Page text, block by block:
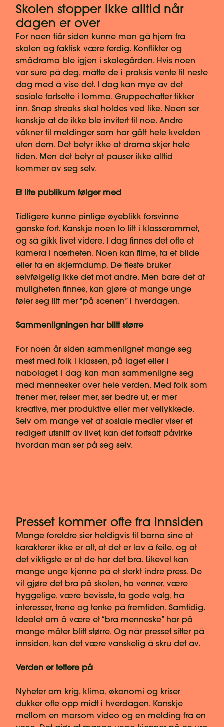
Skolen stopper ikke alltid når
dagen er over
For noen tiår siden kunne man gå hjem fra
skolen og faktisk være ferdig. Konflikter og
smådrama ble igjen i skolegården. Hvis noen
var sure på deg, måtte de i praksis vente til neste
dag med å vise det. I dag kan mye av det
sosiale fortsette i lomma. Gruppechatter tikker
inn. Snap streaks skal holdes ved like. Noen ser
kanskje at de ikke ble invitert til noe. Andre
våkner til meldinger som har gått hele kvelden
uten dem. Det betyr ikke at drama skjer hele
tiden. Men det betyr at pauser ikke alltid
kommer av seg selv.
Et lite publikum følger med
Tidligere kunne pinlige øyeblikk forsvinne
ganske fort. Kanskje noen lo litt i klasserommet,
og så gikk livet videre. I dag finnes det ofte et
kamera i nærheten. Noen kan filme, ta et bilde
eller ta en skjermdump. De fleste bruker
selvfølgelig ikke det mot andre. Men bare det at
muligheten finnes, kan gjøre at mange unge
føler seg litt mer “på scenen” i hverdagen.
Sammenligningen har blitt større
For noen år siden sammenlignet mange seg
mest med folk i klassen, på laget eller i
nabolaget. I dag kan man sammenligne seg
med mennesker over hele verden. Med folk som
trener mer, reiser mer, ser bedre ut, er mer
kreative, mer produktive eller mer vellykkede.
Selv om mange vet at sosiale medier viser et
redigert utsnitt av livet, kan det fortsatt påvirke
hvordan man ser på seg selv.
Presset kommer ofte fra innsiden
Mange foreldre sier heldigvis til barna sine at
karakterer ikke er alt, at det er lov å feile, og at
det viktigste er at de har det bra. Likevel kan
mange unge kjenne på et sterkt indre press. De
vil gjøre det bra på skolen, ha venner, være
hyggelige, være bevisste, ta gode valg, ha
interesser, trene og tenke på fremtiden. Samtidig.
Idealet om å være et “bra menneske” har på
mange måter blitt større. Og når presset sitter på
innsiden, kan det være vanskelig å skru det av.
Verden er tettere på
Nyheter om krig, klima, økonomi og kriser
dukker ofte opp midt i hverdagen. Kanskje
mellom en morsom video og en melding fra en